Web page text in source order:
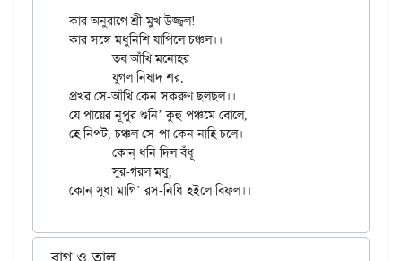
কার অনুরাগে শ্রী-মুখ উজ্জ্বল!
কার সঙ্গে মধুনিশি যাপিলে চঞ্চল।।
	তব আঁখি মনোহর
	যুগল নিষাদ শর,
প্রখর সে-আঁখি কেন সকরুণ ছলছল।।
যে পায়ের নূপুর শুনি’ কুহু পঞ্চমে বোলে,
হে নিপট, চঞ্চল সে-পা কেন নাহি চলে।
	সুর-গরল মধু,